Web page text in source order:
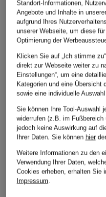
UNDER ARMOUR
Trainingshose UA
MOTION
60 €
aus
Standort-Informationen,
Angebote und Inhalte in
aufgrund Ihres
unserer Webseite, um diese
Optimierung der
Klicken Sie auf „Ich stimme
direkt zur Webseite weiter zu
Einstellungen“, um eine
Kategorien und eine Übersicht
sowie eine individuelle
Sie können Ihre Tool-Auswahl
widerrufen (z.B. im
jedoch keine Auswirkung auf
Ihrer Daten. Sie können hier
Weitere Informationen zu den
Verwendung Ihrer Daten,
Cookies erheben, erhalten Sie
Impressum.